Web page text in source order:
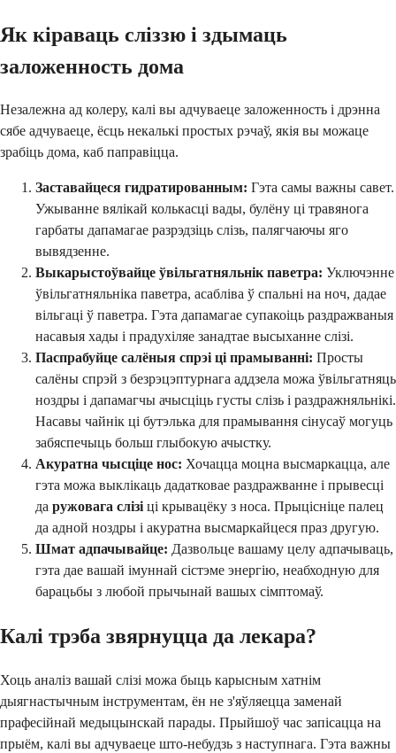
Як кіраваць сліззю і здымаць
заложенность дома
Незалежна ад колеру, калі вы адчуваеце заложенность і дрэнна
сябе адчуваеце, ёсць некалькі простых рэчаў, якія вы можаце
зрабіць дома, каб паправіцца.
Заставайцеся гидратированным: Гэта самы важны савет.
Ужыванне вялікай колькасці вады, булёну ці травянога
гарбаты дапамагае разрэдзіць слізь, палягчаючы яго
вывядзенне.
Выкарыстоўвайце ўвільгатняльнік паветра: Уключэнне
ўвільгатняльніка паветра, асабліва ў спальні на ноч, дадае
вільгаці ў паветра. Гэта дапамагае супакоіць раздражваныя
насавыя хады і прадухіляе занадтае высыханне слізі.
Паспрабуйце салёныя спрэі ці прамыванні: Просты
салёны спрэй з безрэцэптурнага аддзела можа ўвільгатняць
ноздры і дапамагчы ачысціць густы слізь і раздражняльнікі.
Насавы чайнік ці бутэлька для прамывання сінусаў могуць
забяспечыць больш глыбокую ачыстку.
Акуратна чысціце нос: Хочацца моцна высмаркацца, але
гэта можа выклікаць дадатковае раздражванне і прывесці
да ружовага слізіці крывацёку з носа. Прыцісніце палец
да адной ноздры і акуратна высмаркайцеся праз другую.
Шмат адпачывайце: Дазвольце вашаму целу адпачываць,
гэта дае вашай імуннай сістэме энергію, неабходную для
барацьбы з любой прычынай вашых сімптомаў.
Калі трэба звярнуцца да лекара?
Хоць аналіз вашай слізі можа быць карысным хатнім
дыягнастычным інструментам, ён не з'яўляецца заменай
прафесійнай медыцынскай парады. Прыйшоў час запісацца на
прыём, калі вы адчуваеце што-небудзь з наступнага. Гэта важны